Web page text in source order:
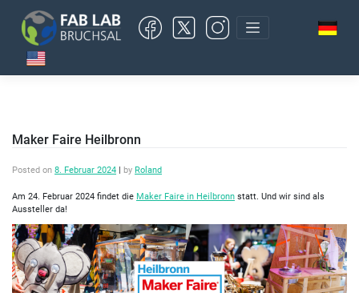
content
Maker Faire Heilbronn
Posted on 8. Februar 2024 | by Roland
Am 24. Februar 2024 findet die Maker Faire in Heilbronn statt. Und wir sind als
Aussteller da!